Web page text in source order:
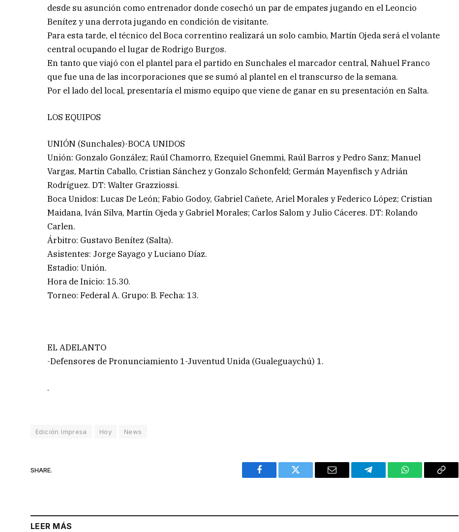
desde su asunción como entrenador donde cosechó un par de empates jugando en el Leoncio
Benítez y una derrota jugando en condición de visitante.
Para esta tarde, el técnico del Boca correntino realizará un solo cambio, Martín Ojeda será el volante
central ocupando el lugar de Rodrigo Burgos.
En tanto que viajó con el plantel para el partido en Sunchales el marcador central, Nahuel Franco
que fue una de las incorporaciones que se sumó al plantel en el transcurso de la semana.
Por el lado del local, presentaría el mismo equipo que viene de ganar en su presentación en Salta.
LOS EQUIPOS
UNIÓN (Sunchales)-BOCA UNIDOS
Unión: Gonzalo González; Raúl Chamorro, Ezequiel Gnemmi, Raúl Barros y Pedro Sanz; Manuel
Vargas, Martín Caballo, Cristian Sánchez y Gonzalo Schonfeld; Germán Mayenfisch y Adrián
Rodríguez. DT: Walter Grazziossi.
Boca Unidos: Lucas De León; Fabio Godoy, Gabriel Cañete, Ariel Morales y Federico López; Cristian
Maidana, Iván Silva, Martín Ojeda y Gabriel Morales; Carlos Salom y Julio Cáceres. DT: Rolando
Carlen.
Árbitro: Gustavo Benítez (Salta).
Asistentes: Jorge Sayago y Luciano Díaz.
Estadio: Unión.
Hora de Inicio: 15.30.
Torneo: Federal A. Grupo: B. Fecha: 13.
EL ADELANTO
-Defensores de Pronunciamiento 1-Juventud Unida (Gualeguaychú) 1.
.
Edición Impresa Hoy News
SHARE.
Facebook Twitter Email Telegram WhatsAppCopy
LEER MÁS